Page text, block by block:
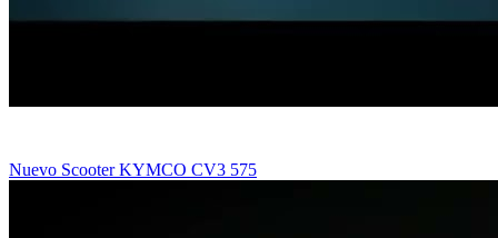
Nuevo Scooter KYMCO CV3 575